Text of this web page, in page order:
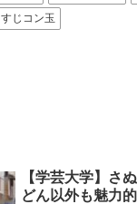
すじコン玉
【学芸大学】さ
どん以外も魅力的